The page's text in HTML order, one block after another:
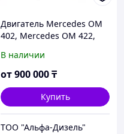
Двигатель Mercedes OM
402, Mercedes OM 422,
Mercedes OM 502
В наличии
от900 000₸
Купить
ТОО "Альфа-Дизель"